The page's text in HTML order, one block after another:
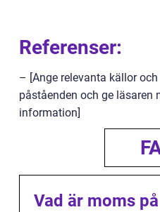
Referenser:
– [Ange relevanta källor
påståenden och ge läsaren
information]
Vad är moms